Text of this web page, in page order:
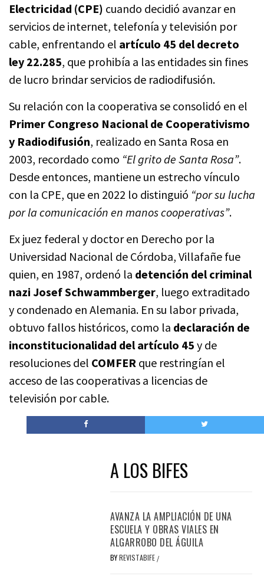
Electricidad (CPE) cuando decidió avanzar en
servicios de internet, telefonía y televisión por
cable, enfrentando el artículo 45 del decreto
ley 22.285, que prohibía a las entidades sin fines
de lucro brindar servicios de radiodifusión.
Su relación con la cooperativa se consolidó en el
Primer Congreso Nacional de Cooperativismo
y Radiodifusión, realizado en Santa Rosa en
2003, recordado como “El grito de Santa Rosa”.
Desde entonces, mantiene un estrecho vínculo
con la CPE, que en 2022 lo distinguió “por su lucha
por la comunicación en manos cooperativas”.
Ex juez federal y doctor en Derecho por la
Universidad Nacional de Córdoba, Villafañe fue
quien, en 1987, ordenó la detención del criminal
nazi Josef Schwammberger, luego extraditado
y condenado en Alemania. En su labor privada,
obtuvo fallos históricos, como la declaración de
inconstitucionalidad del artículo 45 y de
resoluciones del COMFER que restringían el
acceso de las cooperativas a licencias de
televisión por cable.
A LOS BIFES
AVANZA LA AMPLIACIÓN DE UNA
ESCUELA Y OBRAS VIALES EN
ALGARROBO DEL ÁGUILA
BYREVISTABIFE /